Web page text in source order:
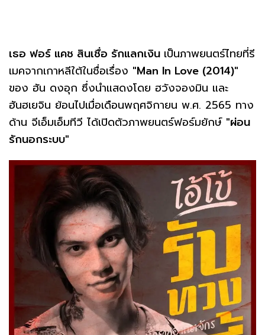
เธอ ฟอร์ แคช สินเชื่อ รักแลกเงิน เป็นภาพยนตร์ไทยที่รี
เมคจากเกาหลีใต้ในชื่อเรื่อง "Man In Love (2014)"
ของ ฮัน ดงอุก ซึ่งนำแสดงโดย ฮวังจองมิน และ
ฮันฮเยจิน ย้อนไปเมื่อเดือนพฤศจิกายน พ.ศ. 2565 ทาง
ด้าน จีเอ็มเอ็มทีวี ได้เปิดตัวภาพยนตร์ฟอร์มยักษ์ "ผ่อน
รักนอกระบบ"